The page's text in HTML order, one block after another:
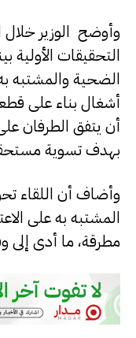
وأوضح الوزير
التحقيقات الأولية
الضحية والمشتبه
أشغال بناء على
أن يتفق الطرفان
بهدف تسوية
وأضاف أن اللقاء
المشتبه به على
مطرقة، ما أدى إلى